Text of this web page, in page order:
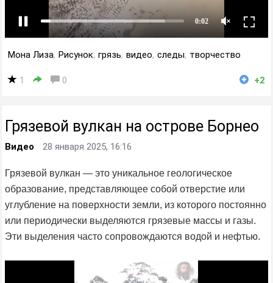
Мона Лиза, Рисунок, грязь, видео, следы, творчество
1 0 +2
Грязевой вулкан на острове Борнео
Видео 28 января 2025, 16:16
Грязевой вулкан — это уникальное геологическое
образование, представляющее собой отверстие или
углубление на поверхности земли, из которого постоянно
или периодически выделяются грязевые массы и газы.
Эти выделения часто сопровождаются водой и нефтью.